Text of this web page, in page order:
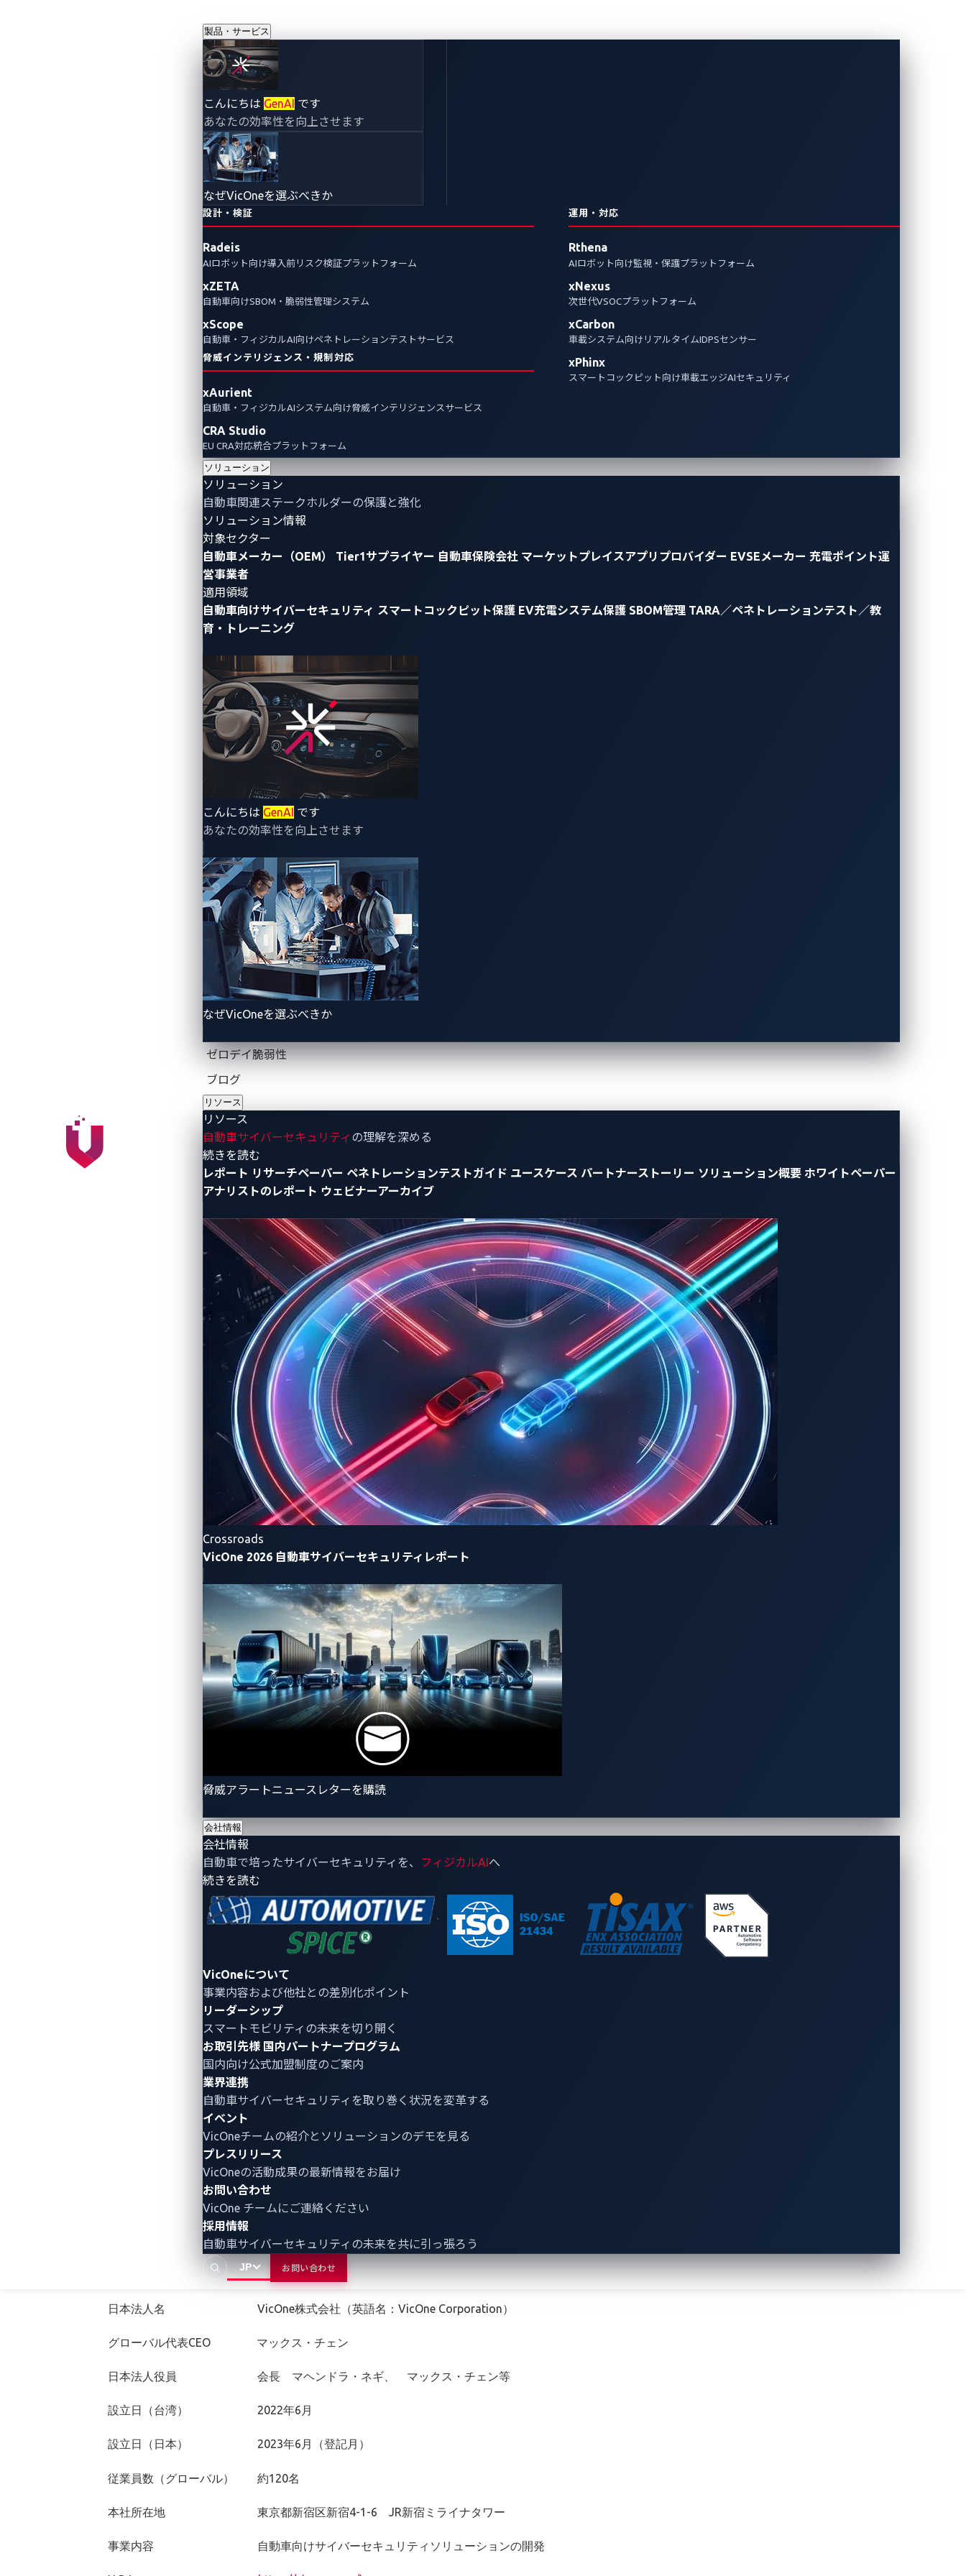
製品・サービス
こんにちは GenAI です
あなたの効率性を向上させます
なぜVicOneを選ぶべきか
設計・検証
Radeis
AIロボット向け導入前リスク検証プラットフォーム
xZETA
自動車向けSBOM・脆弱性管理システム
xScope
自動車・フィジカルAI向けペネトレーションテストサービス
脅威インテリジェンス・規制対応
xAurient
自動車・フィジカルAIシステム向け脅威インテリジェンスサービス
CRA Studio
EU CRA対応統合プラットフォーム
運用・対応
Rthena
AIロボット向け監視・保護プラットフォーム
xNexus
次世代VSOCプラットフォーム
xCarbon
車載システム向けリアルタイムIDPSセンサー
xPhinx
スマートコックピット向け車載エッジAIセキュリティ
ソリューション
ソリューション
自動車関連ステークホルダーの保護と強化
ソリューション情報
対象セクター
自動車メーカー（OEM）
Tier1サプライヤー 自動車保険会社 マーケットプレイスアプリプロバイダー EVSEメーカー 充電ポイント運
営事業者
適用領域
自動車向けサイバーセキュリティ スマートコックピット保護 EV充電システム保護 SBOM管理 TARA／ペネトレーションテスト／教
育・トレーニング
こんにちは GenAI です
あなたの効率性を向上させます
なぜVicOneを選ぶべきか
ゼロデイ脆弱性
ブログ
リソース
リソース
自動車サイバーセキュリティ の理解を深める
続きを読む
レポート リサーチペーパー ペネトレーションテストガイド ユースケース パートナーストーリー ソリューション概要 ホワイトペーパー
アナリストのレポート ウェビナーアーカイブ
Crossroads
VicOne 2026 自動車サイバーセキュリティレポート
脅威アラートニュースレターを購読
会社情報
会社情報
自動車で培ったサイバーセキュリティを、
フィジカルAIへ
続きを読む
VicOneについて
事業内容および他社との差別化ポイント
リーダーシップ
スマートモビリティの未来を切り開く
お取引先様 国内パートナープログラム
国内向け公式加盟制度のご案内
業界連携
自動車サイバーセキュリティ を取り巻く状況を変革する
イベント
VicOneチームの紹介とソリューションのデモを見る
プレスリリース
VicOneの活動成果の最新情報をお届け
お問い合わせ
VicOne チームにご連絡ください
採用情報
自動車サイバーセキュリティの未来を共に引っ張ろう
JP お問い合わせ
VicOne、「CES 2025」で自動車サイバーセキュリ
ティの未来を拓く戦略的パートナーシップを発表
～自動車業界を超えた幅広い知見を結集し、車両、ドライバー、機密データの保護で自動車サイバーセキュリティを革新～
Events
～自動車業界を超えた幅広い知見を結集し、車両、ドライバー、機密データの保護で自動車サイバーセキュリティを革新～
トレンドマイクロ株式会社（東京都新宿区、代表取締役社長 (CEO) エバ・チェン）の子会社で、自動車向けサイバーセキュリティ分野のリーデ
ィングカンパニーであるVicOne株式会社（ヴィックワン、東京都新宿区、最高経営責任者（CEO）マックス・チェン）は、1月7日（火）～１月
10日（金）に米国で開催された「CES 2025」にて、受賞歴のある最先端の自動車サイバーセキュリティソリューションの披露と、幅広い業界の
リーディングカンパニーとの協業を発表しました。
自動車はコネクティビティ、AI、自動運転システム（ADS）、先進運転支援システム（ADAS）の導入が進むにつれますます複雑化し、サイバ
ー脅威への脆弱性も高まっています。この分野におけるサイバー攻撃は増加の一途をたどり、その手口は巧妙化しており、自動車製造のサプライ
チェーンが犯罪者の主要な標的となっています。
VicOneは、自動車サイバーセキュリティ分野におけるイノベーションを牽引すべく、幅広い業界のトップ企業と協働し、多くの専門知識を集結す
ることで、自動車業界に最先端で包括的なソリューションを提供しています。
世界最大級のテクノロジー展「CES 2025」にて発表された協業は以下の通りです：
VicOne×Microsoft
自動車業界のサイバーセキュリティ対策を強化する革新的なDevSecOpsワークフローを実現
https://vicone.com/jp/company/press-releases/vicone-collaborates-with-microsoft-to-provide-software-developers-with-
differentiated-automotive-threat-intelligence
VicOne×サムスンセミコンダクター
ソフトウェア・デファインド・ビークル（SDV）のサイバーセキュリティを強化
～統合サイバーセキュリティソリューションで、自動車メーカーの規制遵守とユーザーの機密データ保護を支援～
https://vicone.com/jp/company/press-releases/vicone-effectively-expands-its-partner-ecosystem-and-welcomes-leading-chip-
manufacturer-to-enhance-sdv-cybersecurity
VicOne×P3デジタルサービス
AIベースの車載インフォテインメント（IVI）システムを保護する最先端セキュリティ技術のデモンストレーションを披露
～ドライバー向けのハンズフリー操作、ナビゲーションサポート、パーソナライズドアシスタンスなどの車載AIを保護～
https://vicone.com/jp/company/press-releases/vicone-and-p3-digital-services-to-team-up-at-ces-2025-for-joint-demonstration-of-
secure-ai-based-cockpit-solution
VicOne×NXP® セミコンダクターズN.V.
最先端の自動車メーカー向けAIソリューションを発表
～車両、ドライバー、機密データだけでなく、自動車製造業界全体のセキュリティ強化へ～
https://vicone.com/jp/company/press-releases/vicone-expands-collaboration-with-nxp-semiconductors-to-enable-automakers-
with-innovative-ai-powered-services
VicOne×MediaTek
自動車テレマティクスと連携した業界トップレベルのサイバーセキュリティを披露
～すべてのV2X通信におけるサイバーセキュリティを推進～
https://vicone.com/jp/company/press-releases/vicone-and-mediatek-demonstrating-industry-leading-cybersecurity-with-
VicOneは、さまざまな業界をリードするこれらの企業との協業により、進化するサイバー脅威に先んじ、車両、ドライバー、そして機密データ
を保護できるよう支援しています。
■VicOne最高経営責任者（CEO） マックス・チェンのコメント
自動車業界は非常に複雑で、単独の企業では完全なセキュリティ対策は困難です。当社は、あらゆる側面から車両を確実に保護する包括的なサイ
バーセキュリティソリューションを構築するため、幅広い業界におけるトップ企業との協業を進めています。昨年は、デトロイトへの米国オフィ
ス移転や、日本への本社移転など、当社にとって飛躍の年となりました。さらに、業界のイノベーターと共同で新たな価値創造にも取り組んでき
ました。「CES 2025」でさらなるパートナーシップの拡大を図れたことを嬉しく思います。
CES 2025について
北米最大のテクノロジー業界団体である全米民生技術協会（Consumer Technology Association）が主催・運営している総合展示会です。
VicOneのCES 2025（ https://www.ces.tech/ ）における取り組みの詳細については、
VicOneについて
VicOneは、これからの自動車を守るというビジョンを持ち、自動車産業向けに幅広いサイバーセキュリティソフトウェアやサービスを提供してい
ます。自動車メーカーの厳しい要求に応えるために開発されたVicOneの各ソリューションは、現代の車両が必要とする高度なサイバーセキュリテ
ィの各種要件に適合し、大規模な運用にも応えるように設計されています。VicOneは、トレンドマイクロの子会社であり、トレンドマイクロが
30年以上にわたって培ってきたサイバーセキュリティ技術をベースにしています。自動車サイバーセキュリティのグローバルリーダーとして、サ
イバーセキュリティにおける独自の深い知見を活かした先見性を提供し、お客様が安全でスマートな車両を開発できるよう支援しています。
日本法人名 VicOne株式会社（英語名：VicOne Corporation）
グローバル代表CEO マックス・チェン
日本法人役員 会長 マヘンドラ・ネギ、 マックス・チェン等
設立日（台湾） 2022年6月
設立日（日本） 2023年6月（登記月）
従業員数（グローバル） 約120名
本社所在地 東京都新宿区新宿4-1-6 JR新宿ミライナタワー
事業内容 自動車向けサイバーセキュリティソリューションの開発